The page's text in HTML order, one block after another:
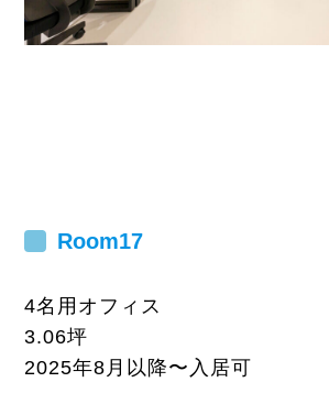
Room17
4名用オフィス
3.06坪
2025年8月以降〜入居可